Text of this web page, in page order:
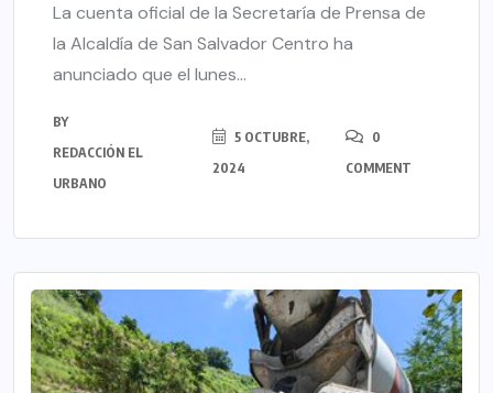
La cuenta oficial de la Secretaría de Prensa de
la Alcaldía de San Salvador Centro ha
anunciado que el lunes...
BY
REDACCIÓN EL
URBANO
5 OCTUBRE,
2024
0
COMMENT